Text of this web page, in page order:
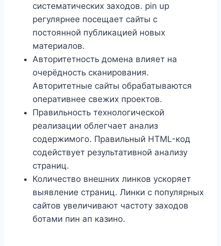
систематических заходов. pin up
регулярнее посещает сайты с
постоянной публикацией новых
материалов.
Авторитетность домена влияет на
очерёдность сканирования.
Авторитетные сайты обрабатываются
оперативнее свежих проектов.
Правильность технологической
реализации облегчает анализ
содержимого. Правильный HTML-код
содействует результативной анализу
страниц.
Количество внешних линков ускоряет
выявление страниц. Линки с популярных
сайтов увеличивают частоту заходов
ботами пин ап казино.